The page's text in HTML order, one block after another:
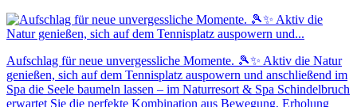
Aufschlag für neue unvergessliche Momente. 🎾✨ Aktiv die Natur
genießen, sich auf dem Tennisplatz auspowern und anschließend im
Spa die Seele baumeln lassen – im Naturresort & Spa Schindelbruch
erwartet Sie die perfekte Kombination aus Bewegung, Erholung